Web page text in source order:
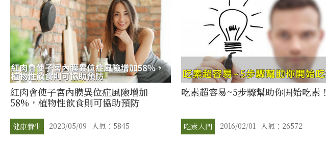
紅肉會使子宮內膜異位症風險增加
58%，植物性飲食則可協助預防
健康養生 2023/05/09 人氣：5845
吃素超容易~5步驟幫助你開始吃素！
吃素入門 2016/02/01 人氣：26572